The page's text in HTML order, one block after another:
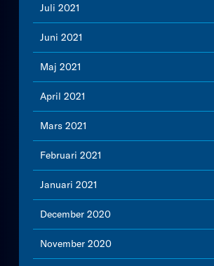
Juli 2021
Juni 2021
Maj 2021
April 2021
Mars 2021
Februari 2021
Januari 2021
December 2020
November 2020